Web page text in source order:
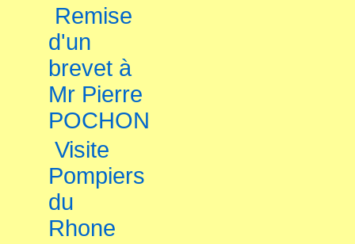
Remise
d'un
brevet à
Mr Pierre
POCHON
Visite
Pompiers
du
Rhone